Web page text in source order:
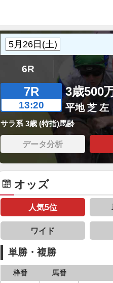
6R
7R
13:20
3歳500
平地 芝 左
サラ系 3歳 (特指)馬齢
データ分析
オッズ
人気5位
ワイド
単勝・複勝
枠番 馬番